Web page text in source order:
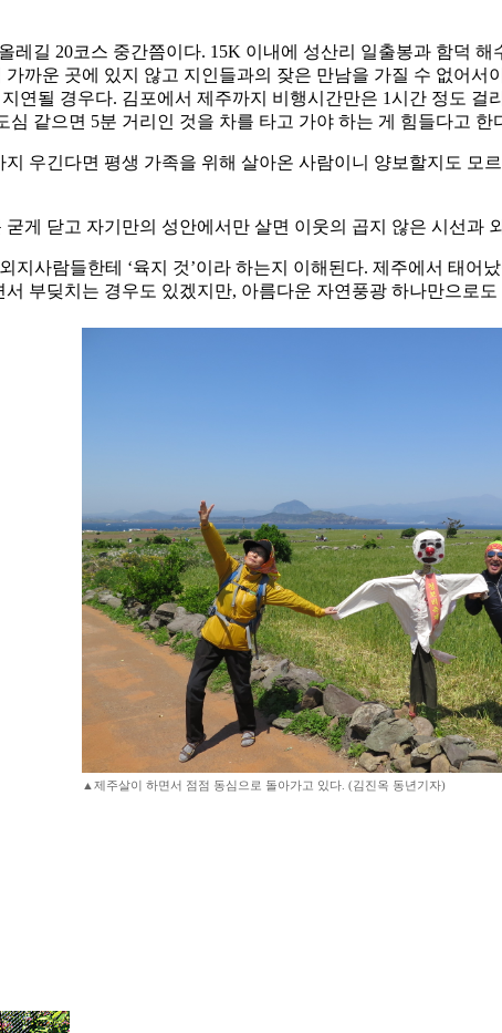
레길 20코스 중간쯤이다. 15K 이내에 성산리 일출봉과 함덕
까운 곳에 있지 않고 지인들과의 잦은 만남을 가질 수 없어
연될 경우다. 김포에서 제주까지 비행시간만은 1시간 정도 걸
같으면 5분 거리인 것을 차를 타고 가야 하는 게 힘들다고 한
우긴다면 평생 가족을 위해 살아온 사람이니 양보할지도
게 닫고 자기만의 성안에서만 살면 이웃의 곱지 않은 시선과
지사람들한테 ‘육지 것’이라 하는지 이해된다. 제주에서 태
부딪치는 경우도 있겠지만, 아름다운 자연풍광 하나만으로
▲제주살이 하면서 점점 동심으로 돌아가고 있다. (김진옥 동년기자)